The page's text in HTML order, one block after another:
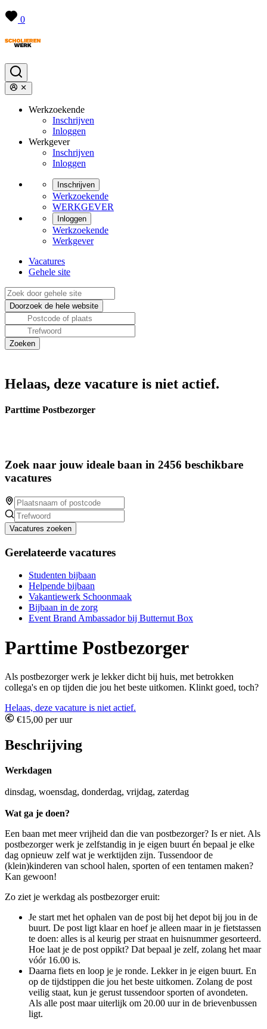
0
Werkzoekende
Inschrijven
Inloggen
Werkgever
Inschrijven
Inloggen
Inschrijven
Werkzoekende
WERKGEVER
Inloggen
Werkzoekende
Werkgever
Vacatures
Gehele site
Helaas, deze vacature is niet actief.
Parttime Postbezorger
Zoek naar jouw ideale baan in 2456 beschikbare
vacatures
Vacatures zoeken
Gerelateerde vacatures
Studenten bijbaan
Helpende bijbaan
Vakantiewerk Schoonmaak
Bijbaan in de zorg
Event Brand Ambassador bij Butternut Box
Parttime Postbezorger
Als postbezorger werk je lekker dicht bij huis, met betrokken
collega's en op tijden die jou het beste uitkomen. Klinkt goed, toch?
Helaas, deze vacature is niet actief.
€15,00 per uur
Beschrijving
Werkdagen
dinsdag, woensdag, donderdag, vrijdag, zaterdag
Wat ga je doen?
Een baan met meer vrijheid dan die van postbezorger? Is er niet. Als
postbezorger werk je zelfstandig in je eigen buurt én bepaal je elke
dag opnieuw zelf wat je werktijden zijn. Tussendoor de
(klein)kinderen van school halen, sporten of een tentamen maken?
Kan gewoon!
Zo ziet je werkdag als postbezorger eruit:
Je start met het ophalen van de post bij het depot bij jou in de
buurt. De post ligt klaar en hoef je alleen maar in je fietstassen
te doen: alles is al keurig per straat en huisnummer gesorteerd.
Hoe laat je de post oppikt? Dat bepaal je zelf, zolang het maar
vóór 16.00 is.
Daarna fiets en loop je je ronde. Lekker in je eigen buurt. En
op de tijdstippen die jou het beste uitkomen. Zolang de post
veilig staat, kun je gerust tussendoor sporten of avondeten.
Als alle post maar uiterlijk om 20.00 uur in de brievenbussen
ligt.